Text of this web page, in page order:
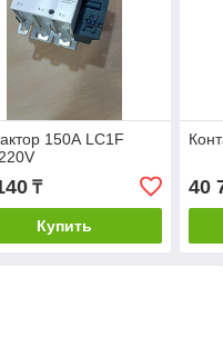
150А LC1F
₸
Купить
40